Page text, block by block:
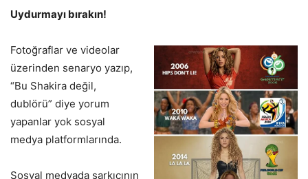
Uydurmayı bırakın!
Fotoğraflar ve videolar
üzerinden senaryo yazıp,
“Bu Shakira değil,
dublörü” diye yorum
yapanlar yok sosyal
medya platformlarında.
Sosyal medyada şarkıcının